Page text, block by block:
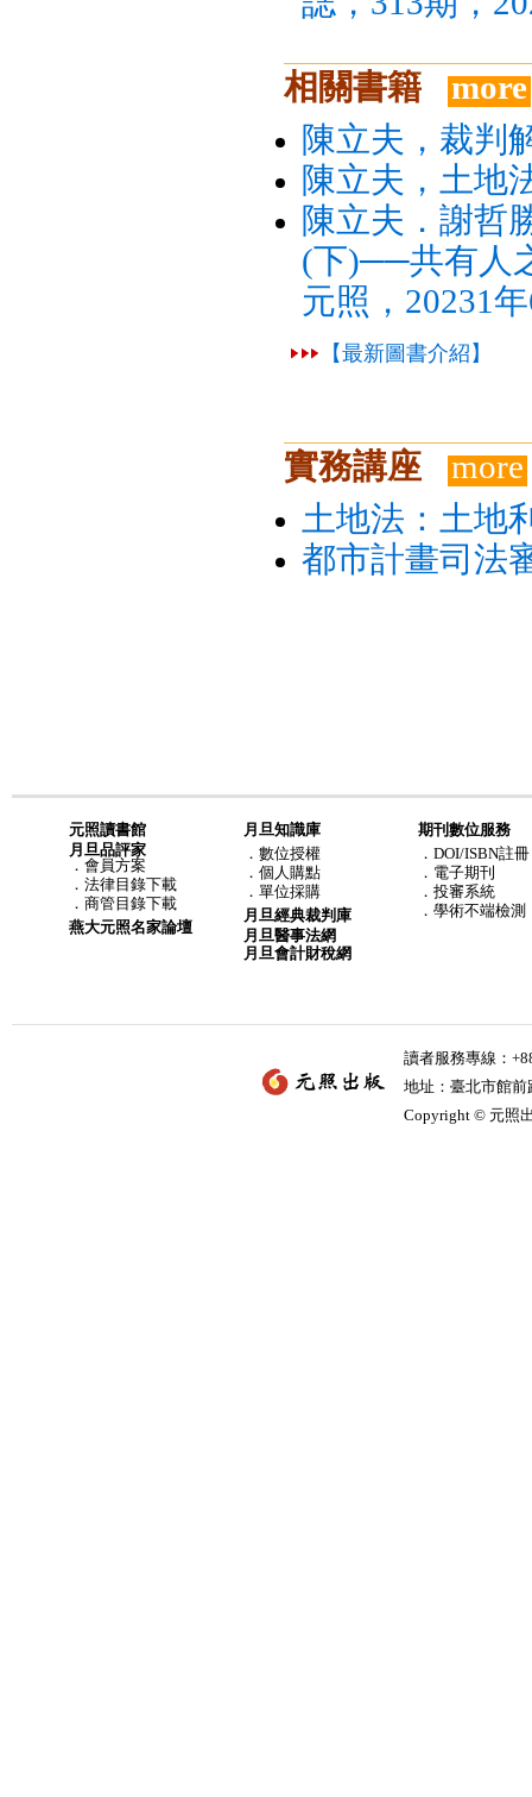
相關書籍
more
陳立夫，裁判
陳立夫，土地
陳立夫．謝哲
(下)──共有人
元照，20231
【最新圖書介紹】
實務講座
more
土地法：土地
都市計畫司法
元照讀書館
月旦品評家
． 會員方案
． 法律目錄下載
． 商管目錄下載
燕大元照名家論壇
月旦知識庫
． 數位授權
． 個人購點
． 單位採購
月旦經典裁判庫
月旦醫事法網
月旦會計財稅網
期刊數位服務
．DOI/ISBN註冊
．電子期刊
．投審系統
．學術不端檢測
讀者服務專線：
地址：臺北市館
Copyright © 元照